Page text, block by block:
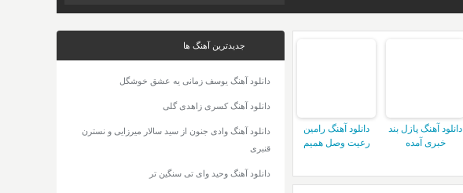
دانلود آهنگ پازل بند
خبری آمده
دانلود آهنگ رامین
رعیت وصل همیم
جدیدترین آهنگ ها
دانلود آهنگ یوسف زمانی یه عشق خوشگل
دانلود آهنگ کسری زاهدی گلی
دانلود آهنگ وادی جنون از سید سالار میرزایی و نسترن
قنبری
دانلود آهنگ وحید وای تی سنگین تر